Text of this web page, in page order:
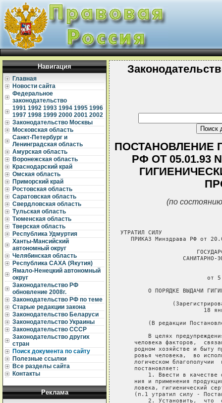
Навигация
Главная
Новости сайта
Федеральное
законодательство
1991 1992 1993 1994 1995 1996
1997 1998 1999 2000 2001 2002
Законодательство Москвы
Московская область
Санкт-Петербург и
Ленинградская область
Амурская область
Воронежская область
Краснодарский край
Омская область
Приморский край
Ростовская область
Саратовская область
Свердловская область
Тульская область
Тюменская область
Тверская область
Республика Удмуртия
Ханты-Мансийский
автономный округ
Челябинская область
Республика САХА (Якутия)
Ямало-Ненецкий автономный
округ
Законодательство РФ
обновление 2008г.
Законодательство РФ по теме
Старые редакции закона
Законодательство Беларуси
Законодательство Украины
Законодательство СССР
Законодательство других
стран
Поиск документа по сайту
Полезные ссылки
Все разделы сайта
Контакты
Реклама
ПОСТАНОВЛЕНИЕ
РФ ОТ 05.01.93
(по
УТРАТИЛ СИЛУ
   ПРИКАЗ Минздрава РФ от 20.07.98 N 217

                      ГОСУДАРСТВЕННЫЙ КОМИТЕТ РСФСР
                  САНИТАРНО-ЭПИДЕМИОЛОГИЧЕСКОГО НАДЗОРА

                              ПОСТАНОВЛЕНИЕ
                         от 5 января 1993 г. N 1

        О ПОРЯДКЕ ВЫДАЧИ ГИГИЕНИЧЕСКИХ СЕРТИФИКАТОВ НА ПРОДУКЦИЮ

               (Зарегистрировано Министерством юстиции РФ
                        18 января 1993 г., N 118)

        (В редакции Постановления Минздрава РФ от 03.06.97 N 12)

        В целях предупреждения неблагоприятного  влияния  на  здоровье
    человека факторов,  связанных  с производством и применением в на-
    родном хозяйстве и быту продукции,  потенциально опасной для  здо-
    ровья человека,  во исполнение Закона РСФСР "О санитарно-эпидемио-
    логическом благополучии  населения"   Госкомсанэпиднадзор   России
    постановляет:
        1. Ввести в качестве формы согласования производства,  внедре-
    ния и применения продукции,  потенциально опасной для здоровья че-
    ловека, гигиенический сертификат на продукцию.
    (п.1 утратил силу - Постановление Минздрава РФ от 03.06.97 N 12)
        2. Установить,  что  оформление  гигиенических сертификатов на
    продукцию, нормативная документация на  которую  была  согласована
    органами  госсанэпиднадзора ранее, осуществляется при ее пересмот-
    ре.
        3. Утвердить прилагаемое Положение о порядке  выдачи  гигиени-
    ческих сертификатов на продукцию;  виды продукции, на которые дол-
    жен быть гигиенический сертификат, и форму гигиенического сертифи-
    ката.
        4. Органам и учреждениям государственной санитарно-эпидемиоло-
    гической службы  России осуществлять выдачу гигиенических сертифи-
    катов на продукцию в соответствии с требованиями санитарного зако-
    нодательства Российской  Федерации и утвержденным настоящим поста-
    новлением Положением.
        5. Предприятиям,  организациям и учреждениям независимо от ве-
    домственной принадлежности и форм собственности, а также иным юри-
    дическим и  физическим  лицам,  осуществляющим выпуск и реализацию
    потенциально опасной для здоровья человека продукции, оформить в I
    полугодии 1993 г. в учреждениях государственной санитарно-эпидеми-
    ологической службы России гигиенические сертификаты на  продукцию,
    нормативная документация  на  которую  ранее не была согласована в
    установленном порядке.
        6. Считать  утратившими  силу приложения 1 и 2 к постановлению
    Госкомсанэпиднадзора РСФСР от 24.04.92 N 4.

                                                          Председатель
                                                  Госкомсанэпиднадзора
                                                                России
                                                              Е.БЕЛЯЕВ



                                                            Утверждено
                                                        постановлением
                                                  Госкомсанэпиднадзора
                                               от 5 января 1993 г. N 1

                ПОЛОЖЕНИЕ О ПОРЯДКЕ ВЫДАЧИ ГИГИЕНИЧЕСКИХ
                        СЕРТИФИКАТОВ НА ПРОДУКЦИЮ

               (Зарегистрировано Министерством юстиции РФ
                        18 января 1993 г., N 118)

        1. Гигиенический  сертификат  является  разрешением органами и
    учреждениями госсанэпидслужбы  производства   (ввоза)   продукции,
    соответствующей установленным  требованиям,  и  служит официальным
    подтверждением безопасности продукции для  здоровья  человека  при
    соблюдении определенных условий.
        2. Гигиенические  сертификаты   обязательны   для   продукции,
    способной оказать  неблагоприятное  влияние на здоровье человека в
    условиях производства,  хранения,  транспортировки,  применения  и
    утилизации.
        3. Выдача гигиенических сертификатов осуществляется органами и
    учреждениями государственной   санитарно-эпидемиологической службы
    Российской Федерации на этапе согласования нормативной  документа-
    ции и постановки продукции на производство или оформлении контрак-
    тов (договоров) при закупке за рубежом новой продукции.
        4. При выдаче гигиенического сертификата на импортируемую про-
    дукцию предъявляются  требования   санитарного   законодательства,
    действующие на территории Российской Федерации, если иное не опре-
    делено международным договором (соглашением).
        5. Гигиенические сертификаты выдаются:
        - для отечественной продукции - на основании результатов гигие-
    нической оценки  продукции и  экспертизы нормативной документации,
    определяющей требования к продукции, ее производству и применению;
        - для  импортной  продукции  - на основании оценки сертификата
    безопасности страны-поставщика, выданного уполномоченным на то ор-
    ганом, и  (или) результатов исследований продукции,  проведенных в
    России.
        6. Гигиеническая оценка продукции.
        6.1. Гигиеническая оценка продукции представляет собой опреде-
    ление возможного  неблагоприятного  воздействия  продукции на здо-
    ровье человека,  установление допустимых областей и условий приме-
    нения продукции,  а также формирование требований к процессам про-
    изводства, хранения, транспортирования, эксплуатации  (применения)
    и утилизации продукции, обеспечивающие безопасность ее для челове-
    ка.
        6.2. Гигиеническая оценка продукции осуществляется учреждения-
    ми государственной  санитарно-эпидемиологической службы по резуль-
    татам собственных исследований на договорных условиях или на осно-
    вании оценки результатов исследований, проведенных аккредитованны-
    ми для этих целей сторонними организациями.
        6.3. Организация  исследований гигиенически значимых показате-
    лей и характеристик продукции,  разработка необходимых  мер  безо-
    пасности являются  обязанностью разработчика (производителя,  про-
    давца) продукции.
        6.4. Учреждения и лаборатории, выполняющие исследования гигие-
    нически значимых показателей и характеристик продукции, должны ру-
    ководствоваться  методиками,  утвержденными  Госкомсанэпиднадзором
    России,  или методиками, утвержденными Минздравом СССР и действую-
    щими на территории Российской Федерации.
        7. Гигиенические сертификаты оформляются по установленной фор-
    ме.
        Гигиенический сертификат может быть выдан с ограничением сроков
    действия и объемов выпуска (ввоза) продукции.
        8. Выдача  гигиенических сертификатов на продукцию осуществля-
    ется:
        Госкомсанэпиднадзором России  -  на продукты детского питания,
    пестициды, пищевые  добавки, новые  (нетрадиционные)  виды  продо-
    вольственного сырья, а также продукцию, закупаемую в рамках между-
    народных договоров;
        Республиканскими (республик  в  составе Российской Федерации),
    краевыми, областными,  городскими г.г.  Москвы и  Санкт-Петербурга
    центрами санитарно-эпидемиологического  надзора - на все иные виды
    продукции.<*>
        9. Срок рассмотрения материалов при выдаче гигиенического сер-
    тификата - месяц;  при направлении материалов на экспертизу в спе-
    циализированные организации  срок рассмотрения может быть увеличен
    до   2 месяцев (с уведомлением заявителя об изменении сроков отве-
    та).
        10. Гигиенический  сертификат  действителен на всей территории
    Российской Федерации, если иное в нем не оговорено.
        11. В  случае несогласия заявителя с решением территориального
    центра Госсанэпиднадзора об отказе в выдаче гигиенического  серти-
    фиката, данное решение может быть обжаловано в Госкомсанэпиднадзор
    Российской Федерации.
    -----------------------------
       <*>-  для продукции машиностроения и приборостроения - по месту
    проведения приемочных испытаний;
        - для  иных  видов продукции - по месту расположения организа-
    ции-разработчика.


                                                  Начальник Управления
                                                     Госсанэпиднадзора
                                                            В.ЧИБУРАЕВ



                         НОВАЯ ФОРМА СЕРТИФИКАТА
    ------------------------------------------------------------------¬
    ¦                                                                 ¦
    ¦Реквизиты учреждения __________________      УТВЕРЖДЕНО          ¦
    ¦                                            Постановлением       ¦
    ¦                                            Госкомсанэпиднадзора ¦
    ¦                                            России               ¦
    ¦                                            от 05.01.93 N1       ¦
    ¦                                                                 ¦
    ¦                    Гигиенический сертификат                     ¦
    ¦             ______________________________________              ¦
    ¦                (полное наименование продукции)                  ¦
    ¦                    от ________N ___________                     ¦
    ¦                                                                 ¦
    ¦   1. ___________________________________________________________¦
    ¦     (нормативная документация на отечественную продукцию,       ¦
    ¦_________________________________________________________________¦
    ¦                реквизиты  импортной продукции)                  ¦
    ¦соответствует санитарному законодательству России, согласована.  ¦
    ¦   2. ___________________________, соответствующая ______________¦
    ¦       (наименование продукции)                                  ¦
    ¦_________________________________________________________________¦
    ¦      (нормативной документации, документации на поставку)       ¦
    ¦допускается по гигиеническим показателям к производству (ввозу) с¦
    ¦целью реализации на территории Российской Федерации в качестве __¦
    ¦___________________